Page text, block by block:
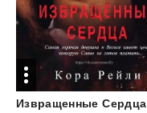
Извращенные Сердца